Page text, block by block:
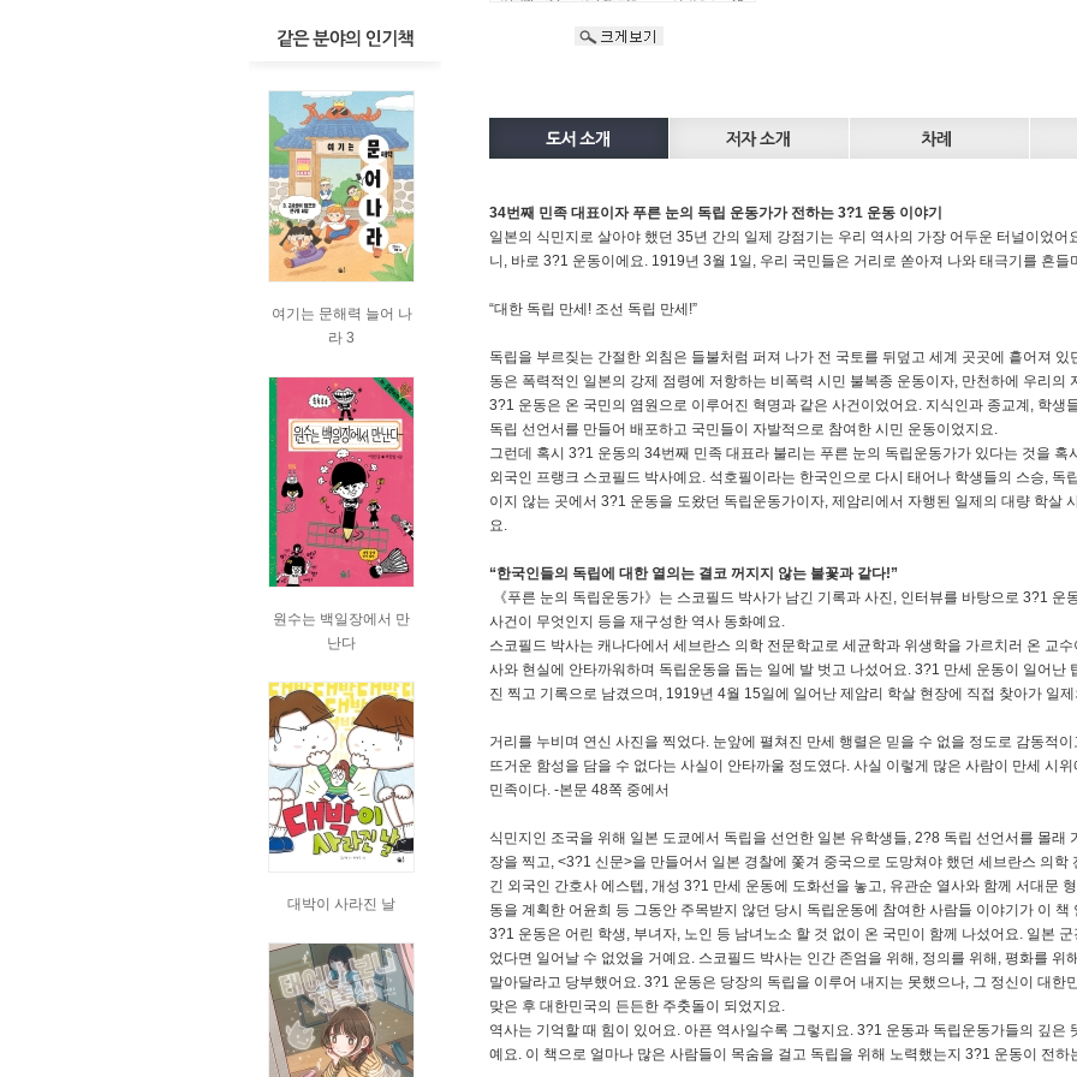
여기는 문해력 늘어 나
라 3
원수는 백일장에서 만
난다
대박이 사라진 날
34번째 민족 대표이자 푸른 눈의 독립 운동가가 전하는 3?1 운동 이야기
일본의 식민지로 살아야 했던 35년 간의 일제 강점기는 우리 역사의 가장 어두운 터널이었
니, 바로 3?1 운동이에요. 1919년 3월 1일, 우리 국민들은 거리로 쏟아져 나와 태극기를 흔
“대한 독립 만세! 조선 독립 만세!”
독립을 부르짖는 간절한 외침은 들불처럼 퍼져 나가 전 국토를 뒤덮고 세계 곳곳에 흩어져
동은 폭력적인 일본의 강제 점령에 저항하는 비폭력 시민 불복종 운동이자, 만천하에 우리의
3?1 운동은 온 국민의 염원으로 이루어진 혁명과 같은 사건이었어요. 지식인과 종교계, 학생
독립 선언서를 만들어 배포하고 국민들이 자발적으로 참여한 시민 운동이었지요.
그런데 혹시 3?1 운동의 34번째 민족 대표라 불리는 푸른 눈의 독립운동가가 있다는 것을
외국인 프랭크 스코필드 박사예요. 석호필이라는 한국인으로 다시 태어나 학생들의 스승, 독
이지 않는 곳에서 3?1 운동을 도왔던 독립운동가이자, 제암리에서 자행된 일제의 대량 학살
요.
“한국인들의 독립에 대한 열의는 결코 꺼지지 않는 불꽃과 같다!”
《푸른 눈의 독립운동가》는 스코필드 박사가 남긴 기록과 사진, 인터뷰를 바탕으로 3?1
사건이 무엇인지 등을 재구성한 역사 동화예요.
스코필드 박사는 캐나다에서 세브란스 의학 전문학교로 세균학과 위생학을 가르치러 온 교
사와 현실에 안타까워하며 독립운동을 돕는 일에 발 벗고 나섰어요. 3?1 만세 운동이 일어난
진 찍고 기록으로 남겼으며, 1919년 4월 15일에 일어난 제암리 학살 현장에 직접 찾아가 일
거리를 누비며 연신 사진을 찍었다. 눈앞에 펼쳐진 만세 행렬은 믿을 수 없을 정도로 감동적
뜨거운 함성을 담을 수 없다는 사실이 안타까울 정도였다. 사실 이렇게 많은 사람이 만세 시
민족이다. -본문 48쪽 중에서
식민지인 조국을 위해 일본 도쿄에서 독립을 선언한 일본 유학생들, 2?8 독립 선언서를 몰래
장을 찍고, <3?1 신문>을 만들어서 일본 경찰에 쫓겨 중국으로 도망쳐야 했던 세브란스 의
긴 외국인 간호사 에스텝, 개성 3?1 만세 운동에 도화선을 놓고, 유관순 열사와 함께 서대문
동을 계획한 어윤희 등 그동안 주목받지 않던 당시 독립운동에 참여한 사람들 이야기가 이
3?1 운동은 어린 학생, 부녀자, 노인 등 남녀노소 할 것 없이 온 국민이 함께 나섰어요. 일본
었다면 일어날 수 없었을 거예요. 스코필드 박사는 인간 존엄을 위해, 정의를 위해, 평화를
말아달라고 당부했어요. 3?1 운동은 당장의 독립을 이루어 내지는 못했으나, 그 정신이 대한
맞은 후 대한민국의 든든한 주춧돌이 되었지요.
역사는 기억할 때 힘이 있어요. 아픈 역사일수록 그렇지요. 3?1 운동과 독립운동가들의 깊은
예요. 이 책으로 얼마나 많은 사람들이 목숨을 걸고 독립을 위해 노력했는지 3?1 운동이 전